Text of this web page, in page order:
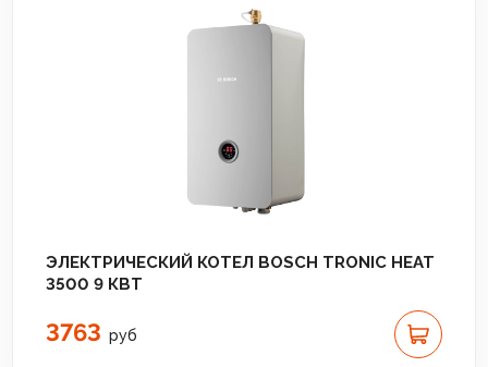
ЭЛЕКТРИЧЕСКИЙ КОТЕЛ BOSCH TRONIC HEAT
3500 9 КВТ
3763 руб